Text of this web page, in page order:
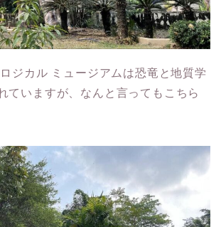
ジカル ミュージアムは恐竜と地質学
ていますが、なんと言ってもこちら